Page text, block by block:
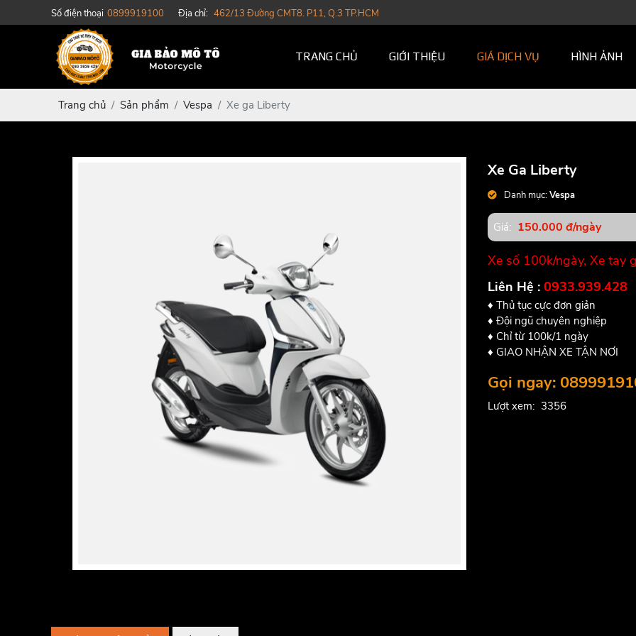
Số điện thoại 0899919100 Địa chỉ: 462/13 Đường CMT8. P11, Q.3 TP.HCM
TRANG CHỦ GIỚI THIỆU GIÁ DỊCH VỤ HÌNH ẢNH
Trang chủ Sản phẩm Vespa Xe ga Liberty
Xe Ga Liberty
Danh mục:Vespa
Giá: 150.000 đ/ngày
Xe số 100k/ngày, Xe tay
Liên Hệ : 0933.939.428
♦ Thủ tục cực đơn giản
♦ Đội ngũ chuyên nghiệp
♦ Chỉ từ 100k/1 ngày
♦ GIAO NHẬN XE TẬN NƠI
Gọi ngay:
Lượt xem: 3356